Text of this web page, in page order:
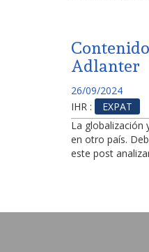
Adlanter
26/09/2024
IHR :
EXPAT
La globalización
en otro país.
este post